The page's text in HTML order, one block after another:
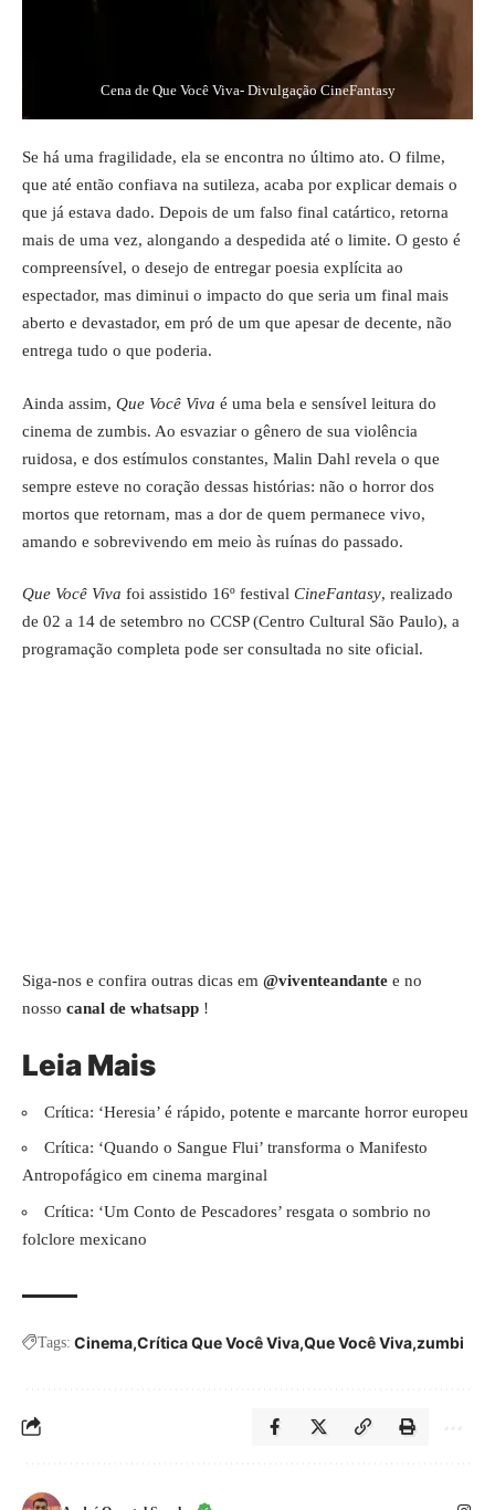
Cena de Que Você Viva- Divulgação CineFantasy
Se há uma fragilidade, ela se encontra no último ato. O filme,
que até então confiava na sutileza, acaba por explicar demais o
que já estava dado. Depois de um falso final catártico, retorna
mais de uma vez, alongando a despedida até o limite. O gesto é
compreensível, o desejo de entregar poesia explícita ao
espectador, mas diminui o impacto do que seria um final mais
aberto e devastador, em pró de um que apesar de decente, não
entrega tudo o que poderia.
Ainda assim, Que Você Viva é uma bela e sensível leitura do
cinema de zumbis. Ao esvaziar o gênero de sua violência
ruidosa, e dos estímulos constantes, Malin Dahl revela o que
sempre esteve no coração dessas histórias: não o horror dos
mortos que retornam, mas a dor de quem permanece vivo,
amando e sobrevivendo em meio às ruínas do passado.
Que Você Viva foi assistido 16º festival CineFantasy, realizado
de 02 a 14 de setembro no CCSP (Centro Cultural São Paulo), a
programação completa pode ser consultada no site oficial.
Siga-nos e confira outras dicas em @viventeandante e no
nosso canal de whatsapp !
Leia Mais
Crítica: ‘Heresia’ é rápido, potente e marcante horror europeu
Crítica: ‘Quando o Sangue Flui’ transforma o Manifesto
Antropofágico em cinema marginal
Crítica: ‘Um Conto de Pescadores’ resgata o sombrio no
folclore mexicano
Tags: Cinema Crítica Que Você Viva Que Você Viva zumbi